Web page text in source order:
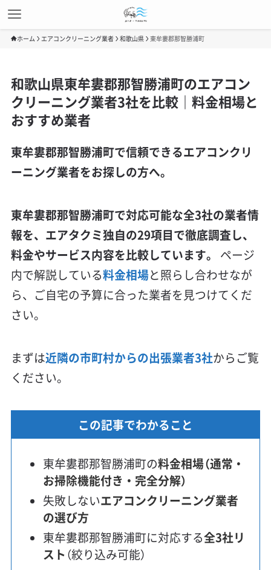
ホーム エアコンクリーニング業者 和歌山県 東牟婁郡那智勝浦町
和歌山県東牟婁郡那智勝浦町のエアコン
クリーニング業者3社を比較｜料金相場と
おすすめ業者
東牟婁郡那智勝浦町で信頼できるエアコンクリ
ーニング業者をお探しの方へ。
東牟婁郡那智勝浦町で対応可能な全3社の業者情
報を、エアタクミ独自の29項目で徹底調査し、
料金やサービス内容を比較しています。
ページ
内で解説している料金相場と照らし合わせなが
ら、ご自宅の予算に合った業者を見つけてくだ
さい。
まずは近隣の市町村からの出張業者3社からご覧
ください。
この記事でわかること
東牟婁郡那智勝浦町の料金相場（通常・
お掃除機能付き・完全分解）
失敗しないエアコンクリーニング業者
の選び方
東牟婁郡那智勝浦町に対応する全3社リ
スト （絞り込み可能）